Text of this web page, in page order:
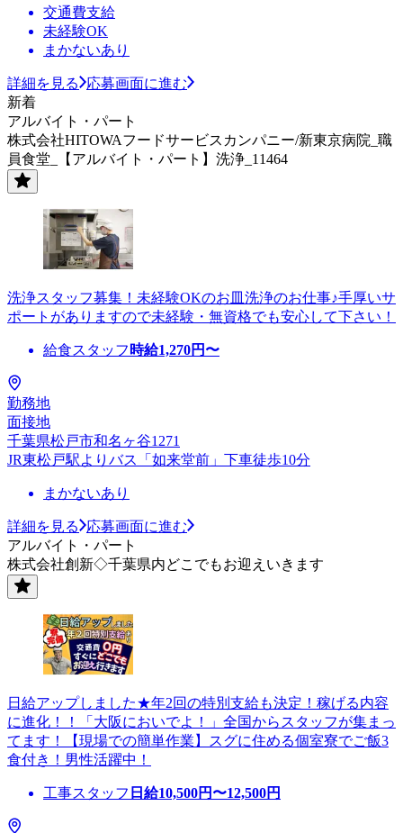
交通費支給
未経験OK
まかないあり
詳細を見る
応募画面に進む
新着
アルバイト・パート
株式会社HITOWAフードサービスカンパニー/新東京病院_職
員食堂_【アルバイト・パート】洗浄_11464
洗浄スタッフ募集！未経験OKのお皿洗浄のお仕事♪手厚いサ
ポートがありますので未経験・無資格でも安心して下さい！
給食スタッフ 時給1,270円〜
勤務地
面接地
千葉県松戸市和名ヶ谷1271
JR東松戸駅よりバス「如来堂前」下車徒歩10分
まかないあり
詳細を見る
応募画面に進む
アルバイト・パート
株式会社創新◇千葉県内どこでもお迎えいきます
日給アップしました★年2回の特別支給も決定！稼げる内容
に進化！！「大阪においでよ！」全国からスタッフが集まっ
てます！【現場での簡単作業】スグに住める個室寮でご飯3
食付き！男性活躍中！
工事スタッフ 日給10,500円〜12,500円